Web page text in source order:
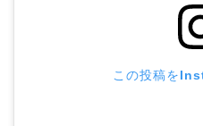
この投稿を